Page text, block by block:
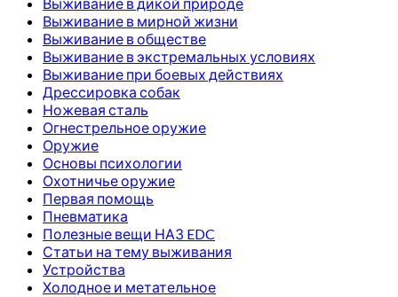
Выживание в дикой природе
Выживание в мирной жизни
Выживание в обществе
Выживание в экстремальных условиях
Выживание при боевых действиях
Дрессировка собак
Ножевая сталь
Огнестрельное оружие
Оружие
Основы психологии
Охотничье оружие
Первая помощь
Пневматика
Полезные вещи НАЗ EDC
Статьи на тему выживания
Устройства
Холодное и метательное